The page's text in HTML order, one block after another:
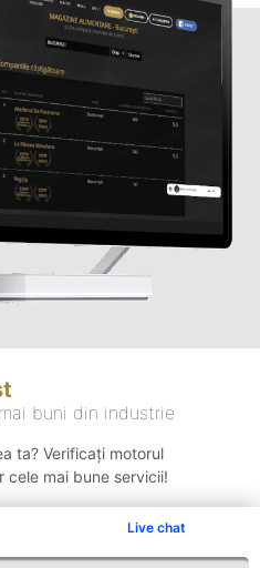
Live chat
buni din industrie
ta? Verificați motorul
cele mai bune servicii!